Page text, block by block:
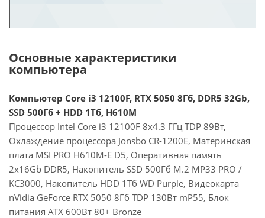
Основные характеристики
компьютера
Компьютер Core i3 12100F, RTX 5050 8Гб, DDR5 32Gb,
SSD 500Гб + HDD 1Тб, H610M
Процессор Intel Core i3 12100F 8x4.3 ГГц TDP 89Вт,
Охлаждение процессора Jonsbo CR-1200E, Материнская
плата MSI PRO H610M-E D5, Оперативная память
2x16Gb DDR5, Накопитель SSD 500Гб M.2 MP33 PRO /
KC3000, Накопитель HDD 1Тб WD Purple, Видеокарта
nVidia GeForce RTX 5050 8Гб TDP 130Вт mP55, Блок
питания ATX 600Вт 80+ Bronze